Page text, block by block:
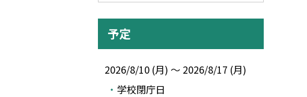
予定
2026/8/10 (月) ～ 2026/8/17 (月)
学校閉庁日